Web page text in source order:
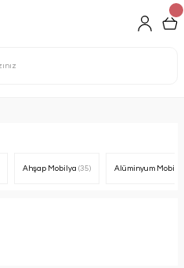
Ahşap Mobilya (35) Alüminyum